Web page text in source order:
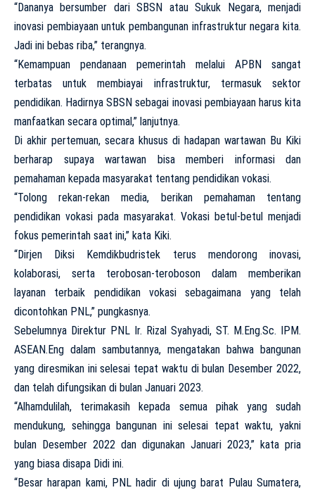
“Dananya bersumber dari SBSN atau Sukuk Negara, menjadi
inovasi pembiayaan untuk pembangunan infrastruktur negara kita.
Jadi ini bebas riba,” terangnya.
“Kemampuan pendanaan pemerintah melalui APBN sangat
terbatas untuk membiayai infrastruktur, termasuk sektor
pendidikan. Hadirnya SBSN sebagai inovasi pembiayaan harus kita
manfaatkan secara optimal,” lanjutnya.
Di akhir pertemuan, secara khusus di hadapan wartawan Bu Kiki
berharap supaya wartawan bisa memberi informasi dan
pemahaman kepada masyarakat tentang pendidikan vokasi.
“Tolong rekan-rekan media, berikan pemahaman tentang
pendidikan vokasi pada masyarakat. Vokasi betul-betul menjadi
fokus pemerintah saat ini,” kata Kiki.
“Dirjen Diksi Kemdikbudristek terus mendorong inovasi,
kolaborasi, serta terobosan-teroboson dalam memberikan
layanan terbaik pendidikan vokasi sebagaimana yang telah
dicontohkan PNL,” pungkasnya.
Sebelumnya Direktur PNL Ir. Rizal Syahyadi, ST. M.Eng.Sc. IPM.
ASEAN.Eng dalam sambutannya, mengatakan bahwa bangunan
yang diresmikan ini selesai tepat waktu di bulan Desember 2022,
dan telah difungsikan di bulan Januari 2023.
“Alhamdulilah, terimakasih kepada semua pihak yang sudah
mendukung, sehingga bangunan ini selesai tepat waktu, yakni
bulan Desember 2022 dan digunakan Januari 2023,” kata pria
yang biasa disapa Didi ini.
“Besar harapan kami, PNL hadir di ujung barat Pulau Sumatera,